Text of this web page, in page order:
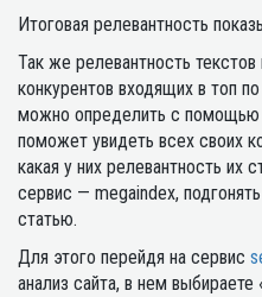
Итоговая релевантность
Так же релевантность
конкурентов входящих в топ
можно определить с
поможет увидеть всех своих
какая у них релевантность их
сервис — megaindex,
статью.
Для этого перейдя на сервис
анализ сайта, в нем выбираете